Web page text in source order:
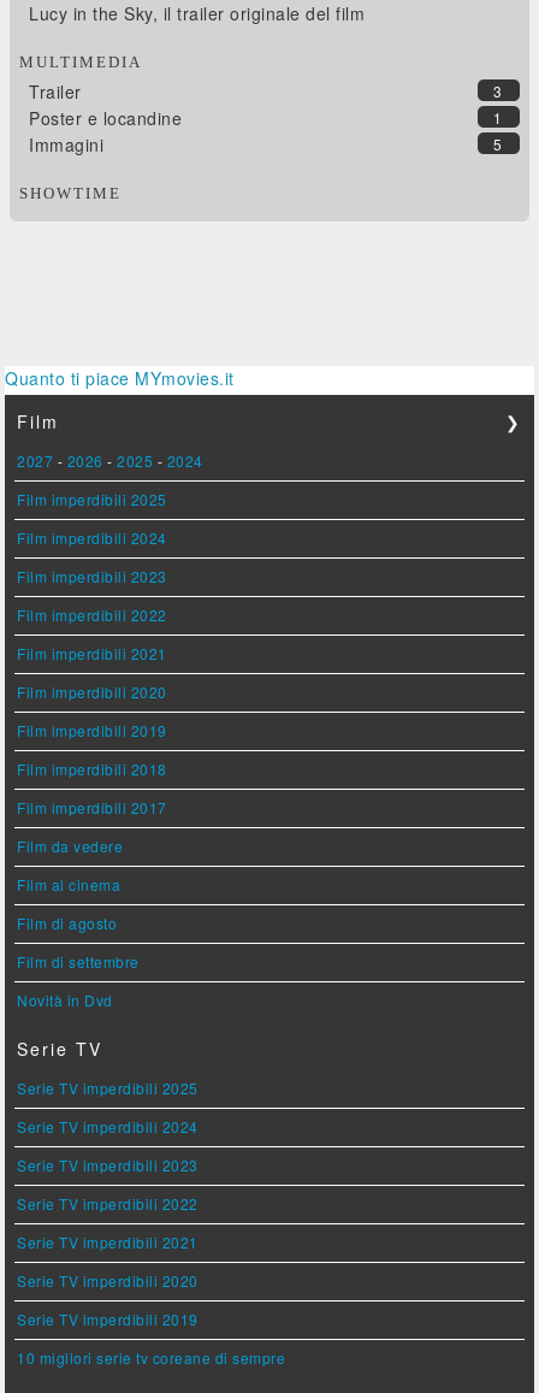
Lucy in the Sky, il trailer originale del film
MULTIMEDIA
3
Trailer
1
Poster e locandine
5
Immagini
SHOWTIME
Quanto ti piace MYmovies.it
Film
❯
2027 - 2026 -2025 - 2024
Film imperdibili 2025
Film imperdibili 2024
Film imperdibili 2023
Film imperdibili 2022
Film imperdibili 2021
Film imperdibili 2020
Film imperdibili 2019
Film imperdibili 2018
Film imperdibili 2017
Film da vedere
Film al cinema
Film di agosto
Film di settembre
Novità in Dvd
Serie TV
Serie TV imperdibili 2025
Serie TV imperdibili 2024
Serie TV imperdibili 2023
Serie TV imperdibili 2022
Serie TV imperdibili 2021
Serie TV imperdibili 2020
Serie TV imperdibili 2019
10 migliori serie tv coreane di sempre